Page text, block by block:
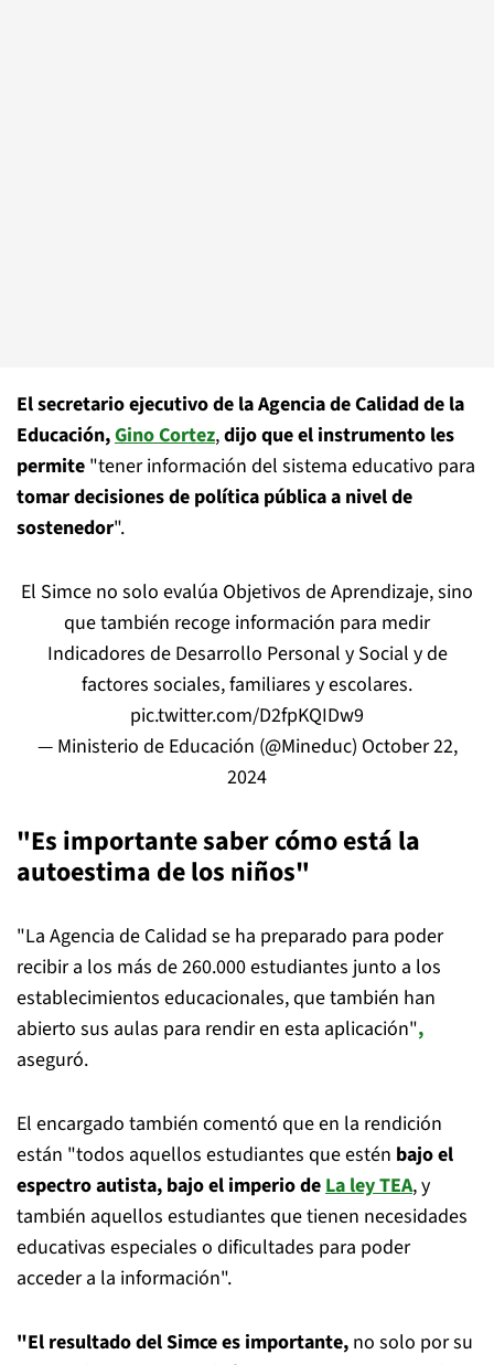
El secretario ejecutivo de la Agencia de Calidad de la
Educación,Gino Cortez,dijo que el instrumento les
permite "tener información del sistema educativo para
tomar decisiones de política pública a nivel de
sostenedor".
El Simce no solo evalúa Objetivos de Aprendizaje, sino
que también recoge información para medir
Indicadores de Desarrollo Personal y Social y de
factores sociales, familiares y escolares.
pic.twitter.com/D2fpKQIDw9
— Ministerio de Educación (@Mineduc) October 22,
2024
"Es importante saber cómo está la
autoestima de los niños"
"La Agencia de Calidad se ha preparado para poder
recibir a los más de 260.000 estudiantes junto a los
establecimientos educacionales, que también han
abierto sus aulas para rendir en esta aplicación",
aseguró.
El encargado también comentó que en la rendición
están "todos aquellos estudiantes que estén bajo el
espectro autista, bajo el imperio deLa ley TEA, y
también aquellos estudiantes que tienen necesidades
educativas especiales o dificultades para poder
acceder a la información".
"El resultado del Simce es importante, no solo por su